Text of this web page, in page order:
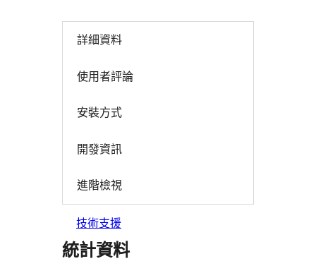
詳細資料
使用者評論
安裝方式
開發資訊
進階檢視
技術支援
統計資料